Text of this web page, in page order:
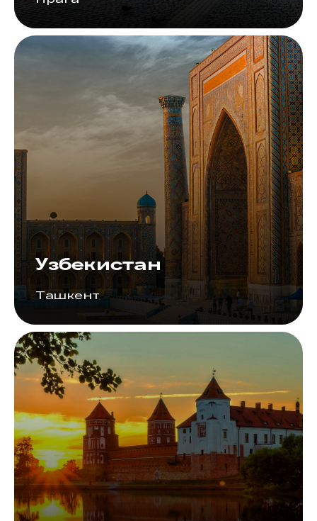
Узбекистан
Ташкент